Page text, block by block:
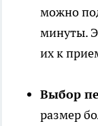
можно
минуты.
их к
Выбор
размер